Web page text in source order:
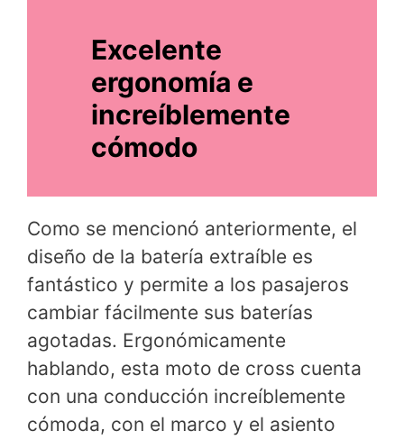
Excelente
ergonomía e
increíblemente
cómodo
Como se mencionó anteriormente, el
diseño de la batería extraíble es
fantástico y permite a los pasajeros
cambiar fácilmente sus baterías
agotadas. Ergonómicamente
hablando, esta moto de cross cuenta
con una conducción increíblemente
cómoda, con el marco y el asiento